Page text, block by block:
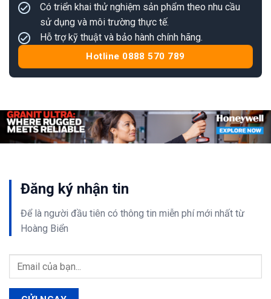
Có triển khai thử nghiệm sản phẩm theo nhu cầu
sử dụng và môi trường thực tế.
Hỗ trợ kỹ thuật và bảo hành chính hãng.
Hotline 0888 570 789
Đăng ký nhận tin
Để là người đầu tiên có thông tin miễn phímới nhất từ
Hoàng Biển